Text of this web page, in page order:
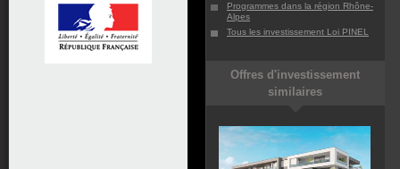
Programmes dans la région Rhône-
Alpes
Tous les investissement Loi PINEL
Offres d'investissement
similaires